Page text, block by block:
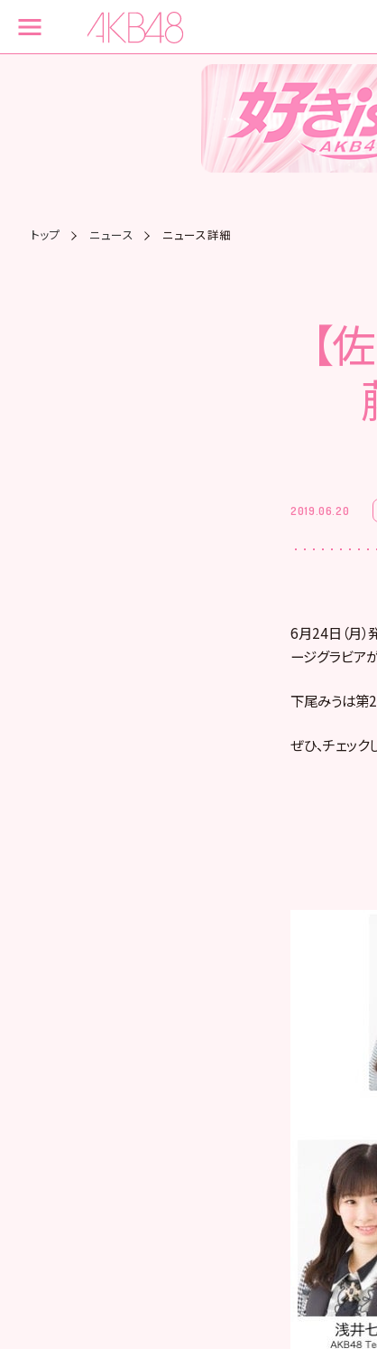
トップ ニュース ニュース詳細
【
2019.06.20
6月24日（月）
ージグラビア
下尾みうは第
ぜひ、チェック